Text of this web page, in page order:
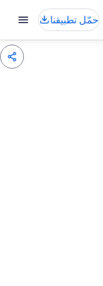
حمّل تطبيقنا